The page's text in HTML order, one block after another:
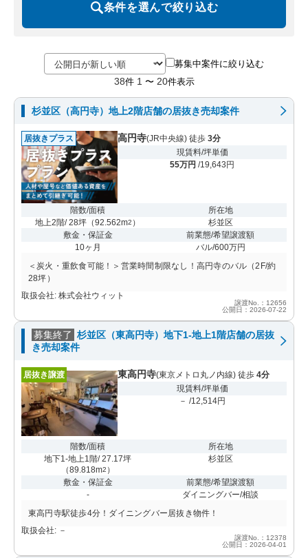
条件を選んで絞り込む
募集中案件に絞り込む
38件 1 〜 20件表示
杉並区（高円寺）地上2階店舗の居抜き売却案件
居抜きプラス 高円寺(JR中央線) 徒歩 3分
現賃料/坪単価
55万円 /19,643円
階数/面積
地上2階/ 28坪 （92.562m2 ）
所在地
杉並区
敷金・保証金
10ヶ月
前業態/希望譲渡額
バル/600万円
＜炭火・重飲食可能！＞営業時間制限なし！高円寺のバル（2F/約
28坪）
取扱会社: 株式会社ウィット
譲渡No.：12656
公開日：2026-07-22
募集終了 杉並区（東高円寺）地下1-地上1階店舗の居抜
き売却案件
居抜き譲渡 東高円寺(東京メトロ丸ノ内線) 徒歩 4分
現賃料/坪単価
－ /12,514円
階数/面積
地下1-地上1階/ 27.17坪
（89.818m2 ）
所在地
杉並区
敷金・保証金
-
前業態/希望譲渡額
ダイニングバー/相談
東高円寺駅徒歩4分！ダイニングバー居抜き物件！
取扱会社: －
譲渡No.：12378
公開日：2026-04-01